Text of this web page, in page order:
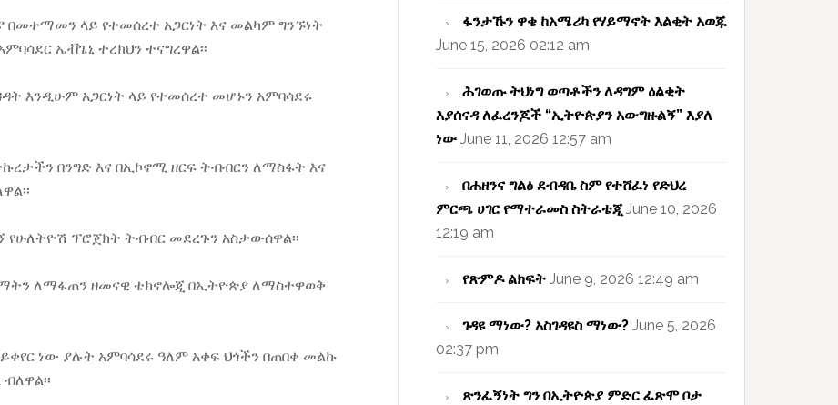
ላይ የተመሰረተ አጋርነት እና መልካም ግንኙነት
ኤቭጌኒ ተረክህን ተናግረዋል፡፡
እንዲሁም አጋርነት ላይ የተመሰረተ መሆኑን አምባሳደሩ
በንግድ እና በኢኮኖሚ ዘርፍ ትብብርን ለማስፋት እና
ፕሮጀክት ትብብር መደረጉን አስታውሰዋል፡፡
ለማፋጠን ዘመናዊ ቴክኖሎጂ በኢትዮጵያ ለማስተዋወቅ
ነው ያሉት አምባሳደሩ ዓለም አቀፍ ህጎችን በጠበቀ መልኩ
ፋንታኹን ዋቄ ከአሜሪካ የሃይማኖት እልቂት አወጁ
June 15, 2026 02:12 am
ሕገወጡ ትህነግ ወጣቶችን ለዳግም ዕልቂት
እያሰናዳ ለፈረንጆች “ኢትዮጵያን አውግዙልኝ” እያለ
ነው June 11, 2026 12:57 am
በሐዘንና ግልፅ ደብዳቤ ስም የተሸፈነ የድህረ
ምርጫ ሀገር የማተራመስ ስትራቴጂ June 10, 2026
12:19 am
የጽምዶ ልክፍት June 9, 2026 12:49 am
ገዳዩ ማነው? አስገዳዩስ ማነው? June 5, 2026
02:37 pm
ጽንፈኝነት ግን በኢትዮጵያ ምድር ፈጽሞ ቦታ